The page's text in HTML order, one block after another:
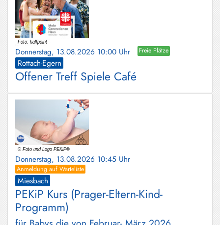
Donnerstag, 13.08.2026 10:00 Uhr Freie Plätze
Rottach-Egern
Offener Treff Spiele Café
Donnerstag, 13.08.2026 10:45 Uhr
Anmeldung auf Warteliste
Miesbach
PEKiP Kurs (Prager-Eltern-Kind-
Programm)